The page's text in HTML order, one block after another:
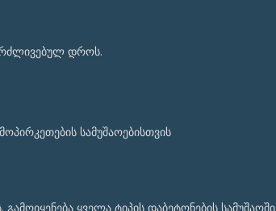
დროს.
სამუშაოებისთვის
ყველა ტიპის დაბეტონების